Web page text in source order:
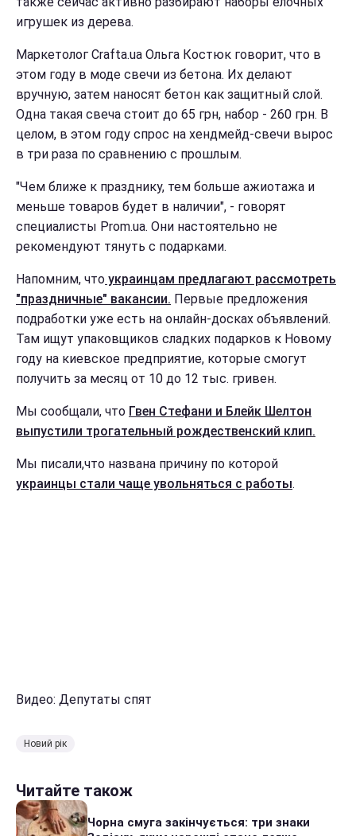
игрушек из дерева.
Маркетолог Crafta.ua Ольга Костюк говорит, что в
этом году в моде свечи из бетона. Их делают
вручную, затем наносят бетон как защитный слой.
Одна такая свеча стоит до 65 грн, набор - 260 грн. В
целом, в этом году спрос на хендмейд-свечи вырос
в три раза по сравнению с прошлым.
"Чем ближе к празднику, тем больше ажиотажа и
меньше товаров будет в наличии", - говорят
специалисты Prom.ua. Они настоятельно не
рекомендуют тянуть с подарками.
Напомним, что украинцам предлагают рассмотреть
"праздничные" вакансии. Первые предложения
подработки уже есть на онлайн-досках объявлений.
Там ищут упаковщиков сладких подарков к Новому
году на киевское предприятие, которые смогут
получить за месяц от 10 до 12 тыс. гривен.
Мы сообщали, что Гвен Стефани и Блейк Шелтон
выпустили трогательный рождественский клип.
Мы писали,что названа причину по которой
украинцы стали чаще увольняться с работы.
Видео: Депутаты спят
Новий рік
Читайте також
Чорна смуга закінчується: три знаки